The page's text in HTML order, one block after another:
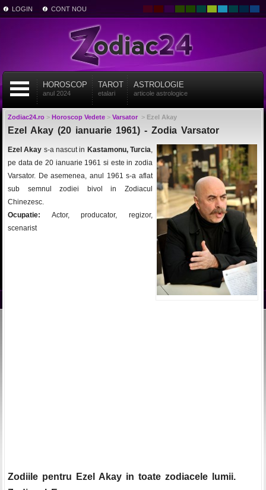
LOGIN CONT NOU
HOROSCOP
anul 2024
TAROT
etalari
ASTROLOGIE
articole astrologice
Zodiac24.ro> Horoscop Vedete> Varsator> Ezel Akay
Ezel Akay (20 ianuarie 1961) - Zodia Varsator
Ezel Akay s-a nascut in Kastamonu, Turcia,
pe data de 20 ianuarie 1961 si este in zodia
Varsator. De asemenea, anul 1961 s-a aflat
sub semnul zodiei bivol in Zodiacul
Chinezesc.
Ocupatie: Actor, producator, regizor,
scenarist
Zodiile pentru Ezel Akay in toate zodiacele lumii.